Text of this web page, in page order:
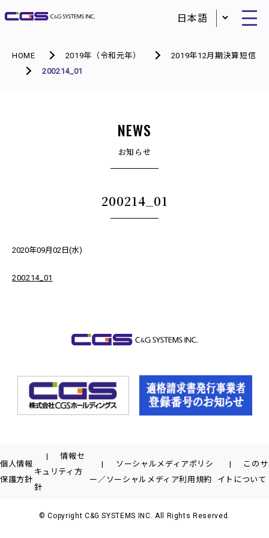
HOME 2019年（令和元年）
2019年12月期決算短信
200214_01
NEWS
お知らせ
200214_01
2020年09月02日(水)
200214_01
個人情報
保護方針
情報セ
キュリティ方
針
ソーシャルメディアポリシ
ー／ソーシャルメディア利用規約
このサ
イトについて
© Copyright C&G SYSTEMS INC. All Rights Reserved.